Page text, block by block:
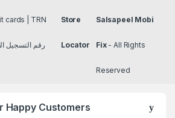
cards | TRN Store
Locator
Salsapeel Mobi
Fix- All Rights
Reserved
Happy Customers